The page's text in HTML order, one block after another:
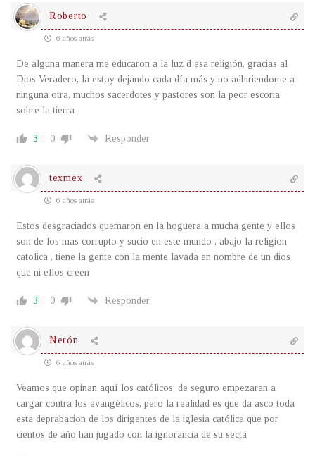
Roberto
6 años atrás
De alguna manera me educaron a la luz d esa religión, gracias al
Dios Veradero, la estoy dejando cada día más y no adhiriendome a
ninguna otra, muchos sacerdotes y pastores son la peor escoria
sobre la tierra
3 0 Responder
texmex
6 años atrás
Estos desgraciados quemaron en la hoguera a mucha gente y ellos
son de los mas corrupto y sucio en este mundo , abajo la religion
catolica , tiene la gente con la mente lavada en nombre de un dios
que ni ellos creen
3 0 Responder
Nerón
6 años atrás
Veamos que opinan aquí los católicos, de seguro empezaran a
cargar contra los evangélicos, pero la realidad es que da asco toda
esta deprabacion de los dirigentes de la iglesia católica que por
cientos de año han jugado con la ignorancia de su secta